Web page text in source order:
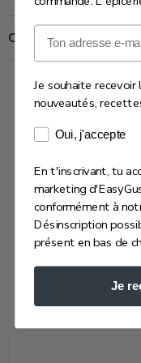
Comment contacter
Soyez le
Nos Idées
Email
Je souhaite
nouveautés,
Consentement e-
Oui, j'accepte
En t'inscrivant, tu
marketing
conformément à
Désinscription
présent en bas de
Je